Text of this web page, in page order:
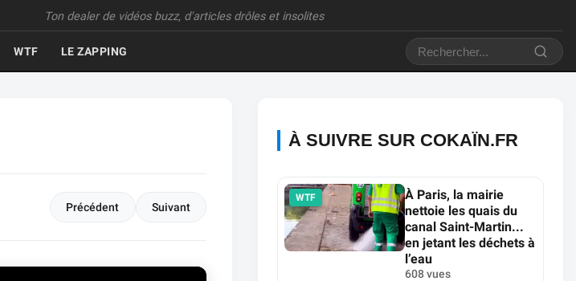
Ton dealer de vidéos buzz, d'articles drôles et insolites
WTF LE ZAPPING
Précédent Suivant
À SUIVRE SUR COKAÏN.FR
WTF
À Paris, la mairie
nettoie les quais du
canal Saint-Martin...
en jetant les déchets à
l’eau
608 vues